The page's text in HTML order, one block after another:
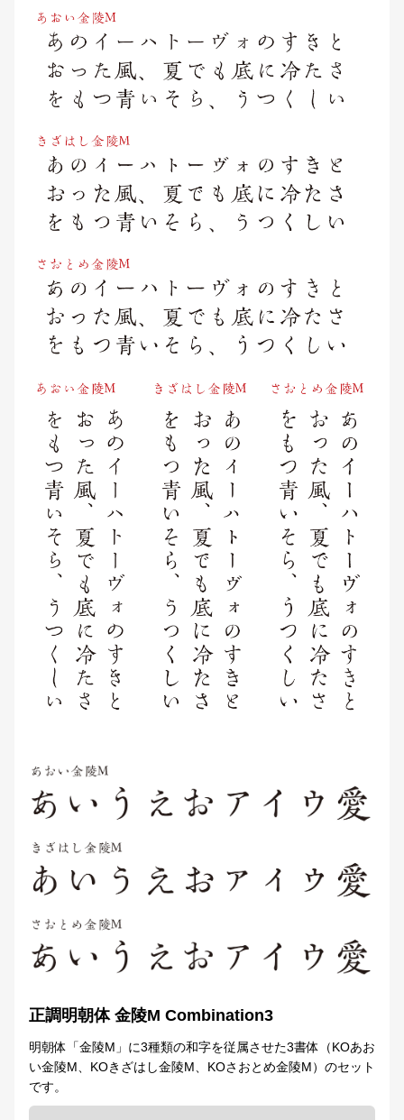
正調明朝体 金陵M Combination3
明朝体「金陵M」に3種類の和字を従属させた3書体（KOあお
い金陵M、KOきざはし金陵M、KOさおとめ金陵M）のセット
です。